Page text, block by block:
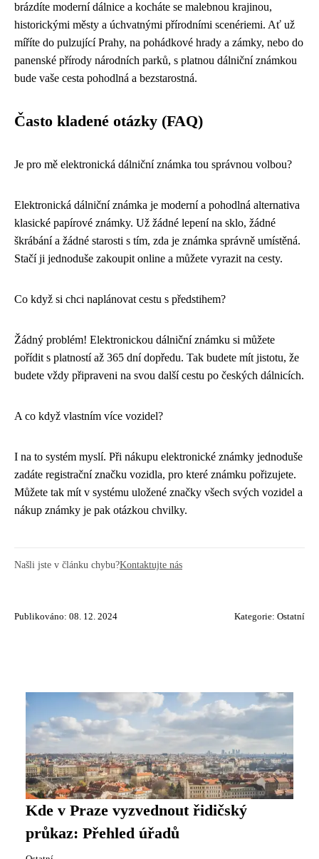
brázdíte moderní dálnice a kocháte se malebnou krajinou,
historickými městy a úchvatnými přírodními scenériemi. Ať už
míříte do pulzující Prahy, na pohádkové hrady a zámky, nebo do
panenské přírody národních parků, s platnou dálniční známkou
bude vaše cesta pohodlná a bezstarostná.
Často kladené otázky (FAQ)
Je pro mě elektronická dálniční známka tou správnou volbou?
Elektronická dálniční známka je moderní a pohodlná alternativa
klasické papírové známky. Už žádné lepení na sklo, žádné
škrábání a žádné starosti s tím, zda je známka správně umístěná.
Stačí ji jednoduše zakoupit online a můžete vyrazit na cesty.
Co když si chci naplánovat cestu s předstihem?
Žádný problém! Elektronickou dálniční známku si můžete
pořídit s platností až 365 dní dopředu. Tak budete mít jistotu, že
budete vždy připraveni na svou další cestu po českých dálnicích.
A co když vlastním více vozidel?
I na to systém myslí. Při nákupu elektronické známky jednoduše
zadáte registrační značku vozidla, pro které známku pořizujete.
Můžete tak mít v systému uložené značky všech svých vozidel a
nákup známky je pak otázkou chvilky.
Našli jste v článku chybu?Kontaktujte nás
Publikováno: 08. 12. 2024 Kategorie: Ostatní
Kde v Praze vyzvednout řidičský
průkaz: Přehled úřadů